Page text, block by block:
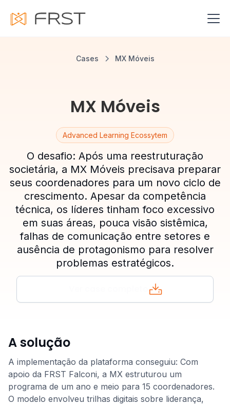
Cases MX Móveis
MX Móveis
Advanced Learning Ecossytem
O desafio: Após uma reestruturação
societária, a MX Móveis precisava preparar
seus coordenadores para um novo ciclo de
crescimento. Apesar da competência
técnica, os líderes tinham foco excessivo
em suas áreas, pouca visão sistêmica,
falhas de comunicação entre setores e
ausência de protagonismo para resolver
problemas estratégicos.
A solução
A implementação da plataforma conseguiu: Com
apoio da FRST Falconi, a MX estruturou um
programa de um ano e meio para 15 coordenadores.
O modelo envolveu trilhas digitais sobre liderança,